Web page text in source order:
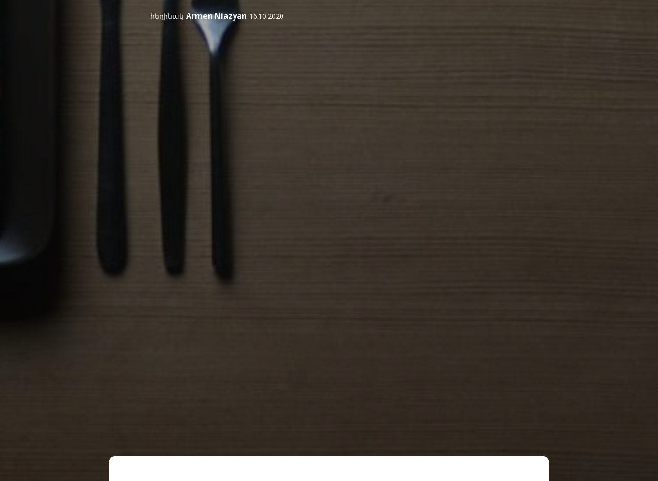
հեղինակ Armen Niazyan 16.10.2020